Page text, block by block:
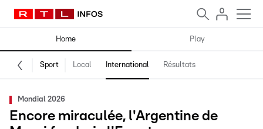
Home Play
Sport Local International Résultats
Mondial 2026
Encore miraculée, l'Argentine de